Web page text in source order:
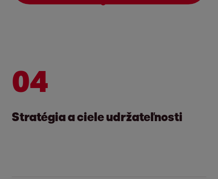
04
Stratégia a ciele udržateľnosti